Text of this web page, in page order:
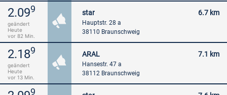
2.099
geändert
Heute
vor 82 Min.
star 6.7 km
Hauptstr. 28 a
38110 Braunschweig
2.189
geändert
Heute
vor 13 Min.
ARAL 7.1 km
Hansestr. 47 a
38112 Braunschweig
9